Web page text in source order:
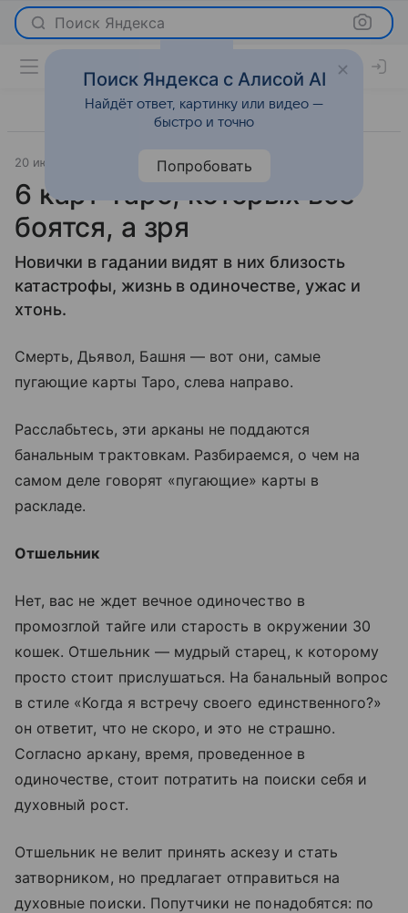
Поиск Яндекса
20 июля 2023 О важном
6 карт Таро, которых все
боятся, а зря
Новички в гадании видят в них близость
катастрофы, жизнь в одиночестве, ужас и
хтонь.
Смерть, Дьявол, Башня — вот они, самые
пугающие карты Таро, слева направо.
Расслабьтесь, эти арканы не поддаются
банальным трактовкам. Разбираемся, о чем на
самом деле говорят «пугающие» карты в
раскладе.
Отшельник
Нет, вас не ждет вечное одиночество в
промозглой тайге или старость в окружении 30
кошек. Отшельник — мудрый старец, к которому
просто стоит прислушаться. На банальный вопрос
в стиле «Когда я встречу своего единственного?»
он ответит, что не скоро, и это не страшно.
Согласно аркану, время, проведенное в
одиночестве, стоит потратить на поиски себя и
духовный рост.
Отшельник не велит принять аскезу и стать
затворником, но предлагает отправиться на
духовные поиски. Попутчики не понадобятся: по
Поиск Яндекса с Алисой AI
Найдёт ответ, картинку или видео —
быстро и точно
Попробовать